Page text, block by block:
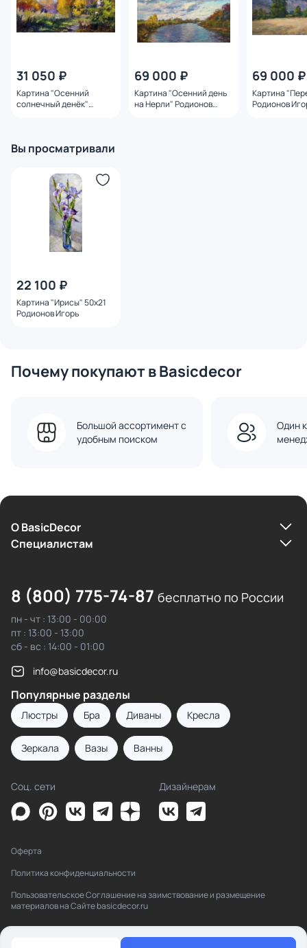
31 050 ₽
Картина "Осенний
солнечный денёк"
69 000 ₽
Картина "Осенний день
на Нерли" Родионов
69 000 ₽
Картина
Родионов
Вы просматривали
22 100 ₽
Картина "Ирисы" 50х21
Родионов Игорь
Почему покупают в Basicdecor
Большой ассортимент с
удобным поиском
Один
О BasicDecor
Cпециалистам
8 (800) 775-74-87 бесплатно по России
пн - чт : 13:00 - 00:00
пт : 13:00 - 13:00
сб - вс : 14:00 - 01:00
info@basicdecor.ru
Популярные разделы
Люстры Бра Диваны Кресла
Зеркала Вазы Ванны
Соц. сети Дизайнерам
Оферта
Политика конфиденциальности
Пользовательское Соглашение на заимствование и размещение
материалов на Сайте basicdecor.ru